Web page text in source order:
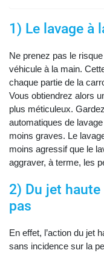
1) Le lavage à
Ne prenez pas le
véhicule à la main.
chaque partie de la
Vous obtiendrez alors
plus méticuleux.
automatiques de
moins graves. Le
moins agressif que le
aggraver, à terme, les
2) Du jet haute
pas
En effet, l’action du jet
sans incidence sur la